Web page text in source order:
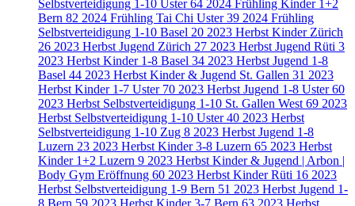
Selbstverteidigung 1-10 Uster64 2024 Frühling Kinder 1+2
Bern 82 2024 Frühling Tai Chi Uster39 2024 Frühling
Selbstverteidigung 1-10 Basel 20 2023 Herbst Kinder Zürich
26 2023 Herbst Jugend Zürich 27 2023 Herbst Jugend Rüti 3
2023 Herbst Kinder 1-8 Basel 34 2023 Herbst Jugend 1-8
Basel 44 2023 Herbst Kinder & Jugend St. Gallen 31 2023
Herbst Kinder 1-7 Uster 70 2023 Herbst Jugend 1-8 Uster60
2023 Herbst Selbstverteidigung 1-10 St. Gallen West 69 2023
Herbst Selbstverteidigung 1-10 Uster40 2023 Herbst
Selbstverteidigung 1-10 Zug 8 2023 Herbst Jugend 1-8
Luzern 23 2023 Herbst Kinder 3-8 Luzern 65 2023 Herbst
Kinder 1+2 Luzern 9 2023 Herbst Kinder & Jugend | Arbon |
Body Gym Eröffnung 60 2023 Herbst Kinder Rüti 16 2023
Herbst Selbstverteidigung 1-9 Bern 51 2023 Herbst Jugend 1-
8 Bern 59 2023 Herbst Kinder 3-7 Bern 63 2023 Herbst